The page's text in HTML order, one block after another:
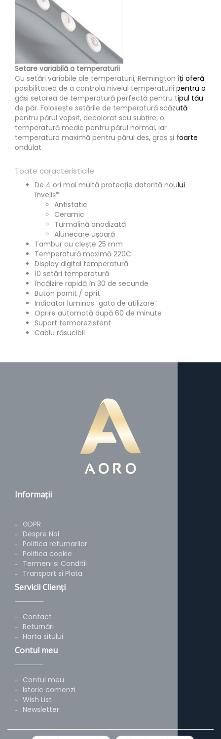
Setare variabilă a temperaturii
Cu setări variabile ale temperaturii, Remington îți oferă
posibilitatea de a controla nivelul temperaturii pentru a
găsi setarea de temperatură perfectă pentru tipul tău
de păr. Folosește setările de temperatură scăzută
pentru părul vopsit, decolorat sau subțire; o
temperatură medie pentru părul normal, iar
temperatura maximă pentru părul des, gros și foarte
ondulat.
Toate caracteristicile
De 4 ori mai multă protecție datorită noului
înveliș*:
Antistatic
Ceramic
Turmalină anodizată
Alunecare ușoară
Tambur cu clește 25 mm
Temperatură maximă 220C
Display digital temperatură
10 setări temperatură
Încălzire rapidă în 30 de secunde
Buton pornit / oprit
Indicator luminos ”gata de utilizare”
Oprire automată după 60 de minute
Suport termorezistent
Cablu răsucibil
Informaţii
GDPR
Despre Noi
Politica returnarilor
Politica cookie
Termeni si Conditii
Transport si Plata
Servicii Clienţi
Contact
Returnări
Harta sitului
Contul meu
Contul meu
Istoric comenzi
Wish List
Newsletter